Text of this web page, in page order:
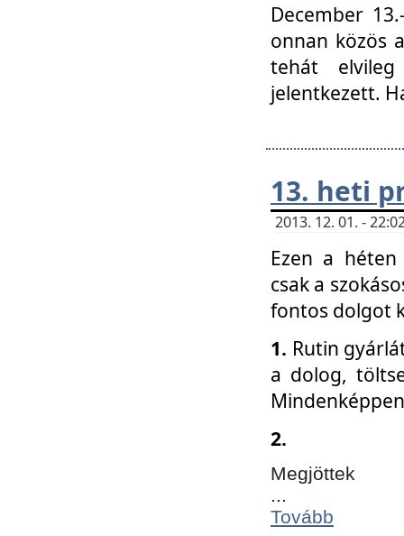
December
onnan közös
tehát
jelentkezett.
13. heti
2013. 12. 01. -
Ezen a
csak a
fontos dolgot
1. Rutin
a dolog,
2.
Megjöttek
...
Tovább